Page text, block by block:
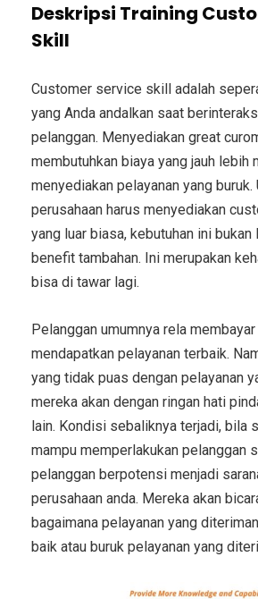
Deskripsi Training
Skill
Customer service skill adalah
yang Anda andalkan saat
pelanggan. Menyediakan great
membutuhkan biaya yang jauh lebih
menyediakan pelayanan yang buruk.
perusahaan harus menyediakan
yang luar biasa, kebutuhan ini
benefit tambahan. Ini merupakan
bisa di tawar lagi.
Pelanggan umumnya rela
mendapatkan pelayanan terbaik.
yang tidak puas dengan pelayanan
mereka akan dengan ringan hati
lain. Kondisi sebaliknya terjadi, bila
mampu memperlakukan pelanggan
pelanggan berpotensi menjadi
perusahaan anda. Mereka akan
bagaimana pelayanan yang
baik atau buruk pelayanan yang